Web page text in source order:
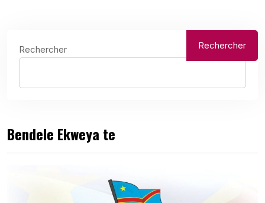
Rechercher Rechercher
Bendele Ekweya te